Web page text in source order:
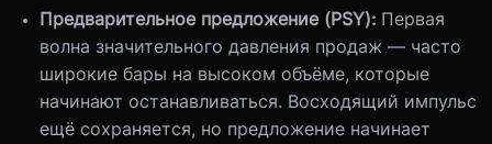
Предварительное предложение (PSY): Первая
волна значительного давления продаж — часто
широкие бары на высоком объёме, которые
начинают останавливаться. Восходящий импульс
ещё сохраняется, но предложение начинает